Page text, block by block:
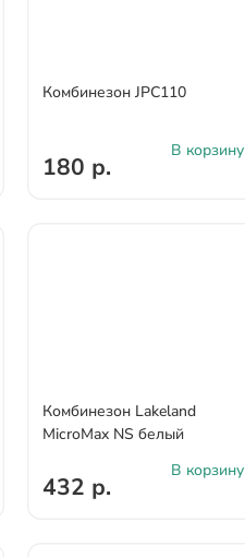
Комбинезон JPC110
180 р.
В корзину
Комбинезон Lakeland
MicroMax NS белый
432 р.
В корзину